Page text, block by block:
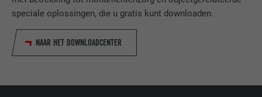
speciale oplossingen, die u gratis kunt downloaden.
NAAR HET DOWNLOADCENTER
DOEL
LinkedIn voor het volgen van het gebruik